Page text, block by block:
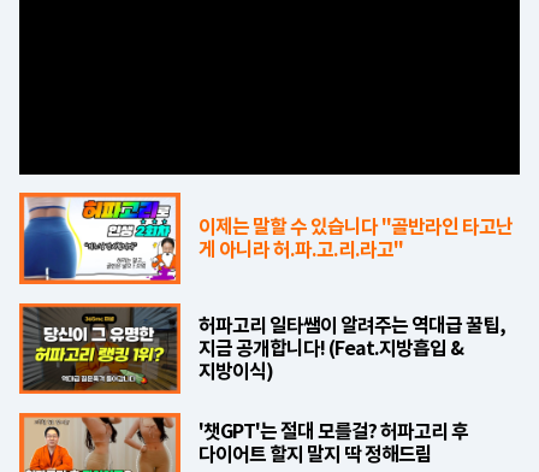
이제는 말할 수 있습니다 "골반라인 타고난
게 아니라 허.파.고.리.라고"
허파고리 일타쌤이 알려주는 역대급 꿀팁,
지금 공개합니다! (Feat.지방흡입 &
지방이식)
'챗GPT'는 절대 모를걸? 허파고리 후
다이어트 할지 말지 딱 정해드림